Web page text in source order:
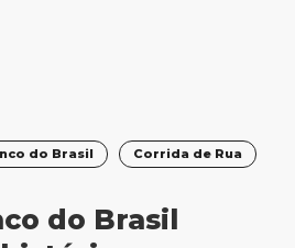
do Brasil Corrida de Rua
do Brasil